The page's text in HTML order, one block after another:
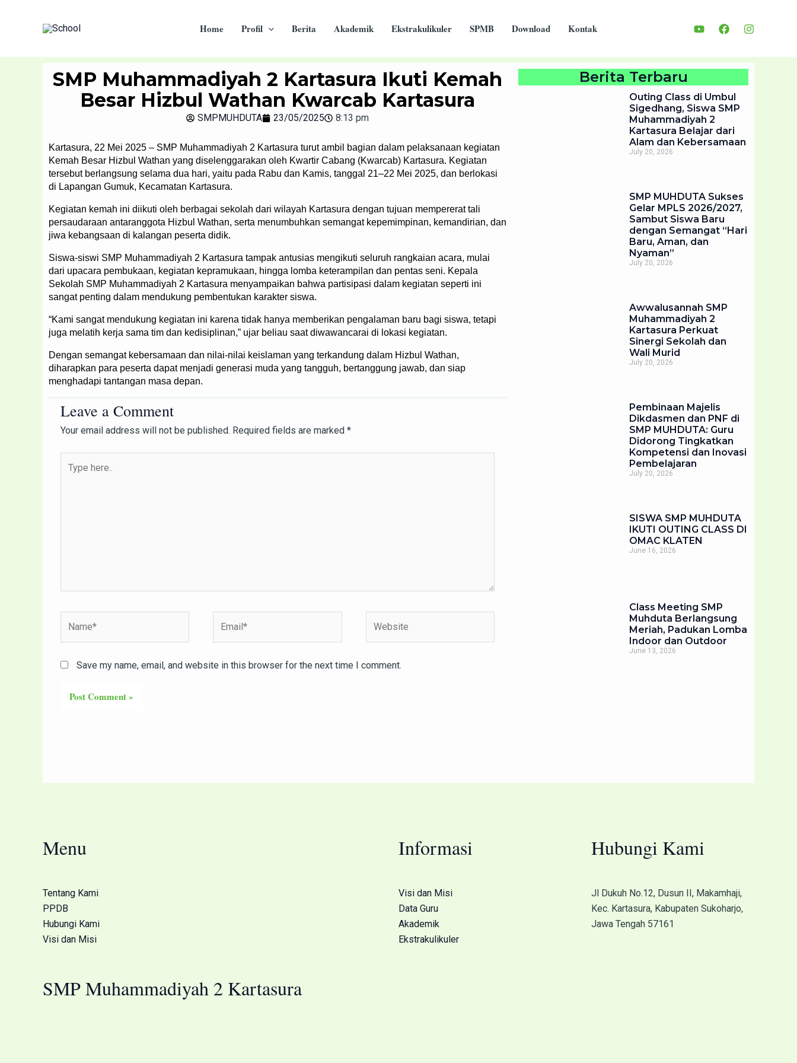
Home Profil Berita Akademik Ekstrakulikuler SPMB Download Kontak
SMP Muhammadiyah 2 Kartasura Ikuti Kemah
Besar Hizbul Wathan Kwarcab Kartasura
SMPMUHDUTA 23/05/2025 8:13 pm
Kartasura, 22 Mei 2025 – SMP Muhammadiyah 2 Kartasura turut ambil bagian dalam pelaksanaan kegiatan
Kemah Besar Hizbul Wathan yang diselenggarakan oleh Kwartir Cabang (Kwarcab) Kartasura. Kegiatan
tersebut berlangsung selama dua hari, yaitu pada Rabu dan Kamis, tanggal 21–22 Mei 2025, dan berlokasi
di Lapangan Gumuk, Kecamatan Kartasura.
Kegiatan kemah ini diikuti oleh berbagai sekolah dari wilayah Kartasura dengan tujuan mempererat tali
persaudaraan antaranggota Hizbul Wathan, serta menumbuhkan semangat kepemimpinan, kemandirian, dan
jiwa kebangsaan di kalangan peserta didik.
Siswa-siswi SMP Muhammadiyah 2 Kartasura tampak antusias mengikuti seluruh rangkaian acara, mulai
dari upacara pembukaan, kegiatan kepramukaan, hingga lomba keterampilan dan pentas seni. Kepala
Sekolah SMP Muhammadiyah 2 Kartasura menyampaikan bahwa partisipasi dalam kegiatan seperti ini
sangat penting dalam mendukung pembentukan karakter siswa.
“Kami sangat mendukung kegiatan ini karena tidak hanya memberikan pengalaman baru bagi siswa, tetapi
juga melatih kerja sama tim dan kedisiplinan,” ujar beliau saat diwawancarai di lokasi kegiatan.
Dengan semangat kebersamaan dan nilai-nilai keislaman yang terkandung dalam Hizbul Wathan,
diharapkan para peserta dapat menjadi generasi muda yang tangguh, bertanggung jawab, dan siap
menghadapi tantangan masa depan.
Leave a Comment
Your email address will not be published. Required fields are marked *
here..
Save my name, email, and website in this browser for the next time I comment.
Berita Terbaru
Outing Class di Umbul
Sigedhang, Siswa SMP
Muhammadiyah 2
Kartasura Belajar dari
Alam dan Kebersamaan
July 20, 2026
SMP MUHDUTA Sukses
Gelar MPLS 2026/2027,
Sambut Siswa Baru
dengan Semangat “Hari
Baru, Aman, dan
Nyaman”
July 20, 2026
Awwalusannah SMP
Muhammadiyah 2
Kartasura Perkuat
Sinergi Sekolah dan
Wali Murid
July 20, 2026
Pembinaan Majelis
Dikdasmen dan PNF di
SMP MUHDUTA: Guru
Didorong Tingkatkan
Kompetensi dan Inovasi
Pembelajaran
July 20, 2026
SISWA SMP MUHDUTA
IKUTI OUTING CLASS DI
OMAC KLATEN
June 16, 2026
Class Meeting SMP
Muhduta Berlangsung
Meriah, Padukan Lomba
Indoor dan Outdoor
June 13, 2026
Menu
Tentang Kami
PPDB
Hubungi Kami
Visi dan Misi
SMP Muhammadiyah 2 Kartasura
Informasi
Visi dan Misi
Data Guru
Akademik
Ekstrakulikuler
Hubungi Kami
Jl Dukuh No.12, Dusun II, Makamhaji,
Kec. Kartasura, Kabupaten Sukoharjo,
Jawa Tengah 57161